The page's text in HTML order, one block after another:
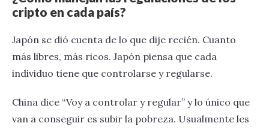
cripto en cada país?
Japón se dió cuenta de lo que dije recién. Cuanto
más libres, más ricos. Japón piensa que cada
individuo tiene que controlarse y regularse.
China dice “Voy a controlar y regular” y lo único que
van a conseguir es subir la pobreza. Usualmente les